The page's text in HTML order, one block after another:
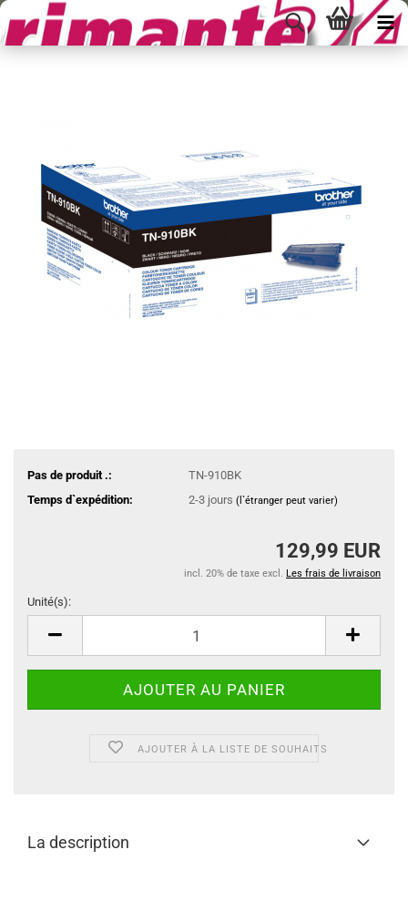
Pas de produit .:
TN-910BK
Temps d`expédition:
2-3 jours (l`étranger peut varier)
129,99 EUR
incl. 20% de taxe excl. Les frais de livraison
Unité(s):
AJOUTER À LA LISTE DE SOUHAITS
La description